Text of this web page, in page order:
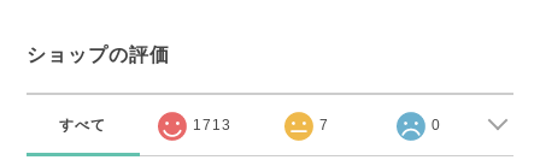
ショップの評価
すべて 1713 7 0